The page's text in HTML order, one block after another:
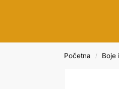
Početna / Boje